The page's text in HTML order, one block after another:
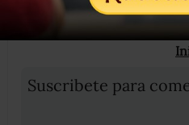
OCULTAR
Suscribete para